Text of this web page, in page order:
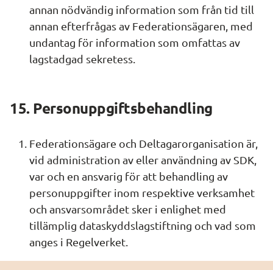
annan nödvändig information som från tid till
annan efterfrågas av Federationsägaren, med
undantag för information som omfattas av
lagstadgad sekretess.
15. Personuppgiftsbehandling
Federationsägare och Deltagarorganisation är,
vid administration av eller användning av SDK,
var och en ansvarig för att behandling av
personuppgifter inom respektive verksamhet
och ansvarsområdet sker i enlighet med
tillämplig dataskyddslagstiftning och vad som
anges i Regelverket.